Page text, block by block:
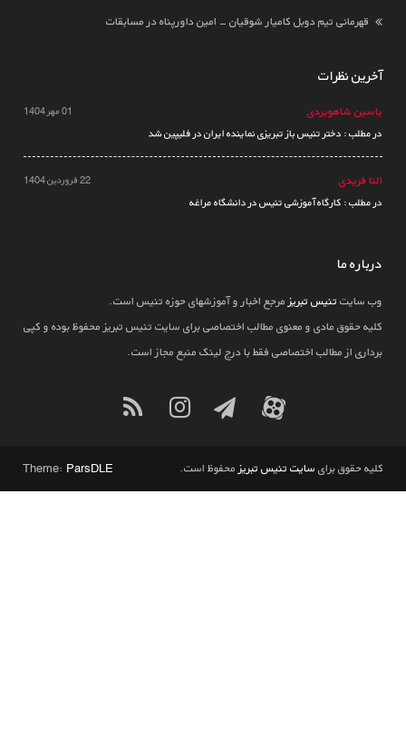
قهرمانی تیم دوبل کامیار شوقیان - امین داورپناه در مسابقات
آخرین نظرات
یاسین شاهویردی 01 مهر 1404
در مطلب : دختر تنیس باز تبریزی نماینده ایران در فلیپین شد
النا فریدی 22 فروردین 1404
در مطلب : کارگاه آموزشی تنیس در دانشگاه مراغه
درباره ما
وب سایت تنیس تبریز مرجع اخبار و آموزشهای حوزه تنیس است.
کلیه حقوق مادی و معنوی مطالب اختصاصی برای سایت تنیس تبریز محفوظ بوده و کپی
برداری از مطالب اختصاصی فقط با درج لینک منبع مجاز است.
کلیه حقوق برای سایت تنیس تبریز محفوظ است. Theme: ParsDLE